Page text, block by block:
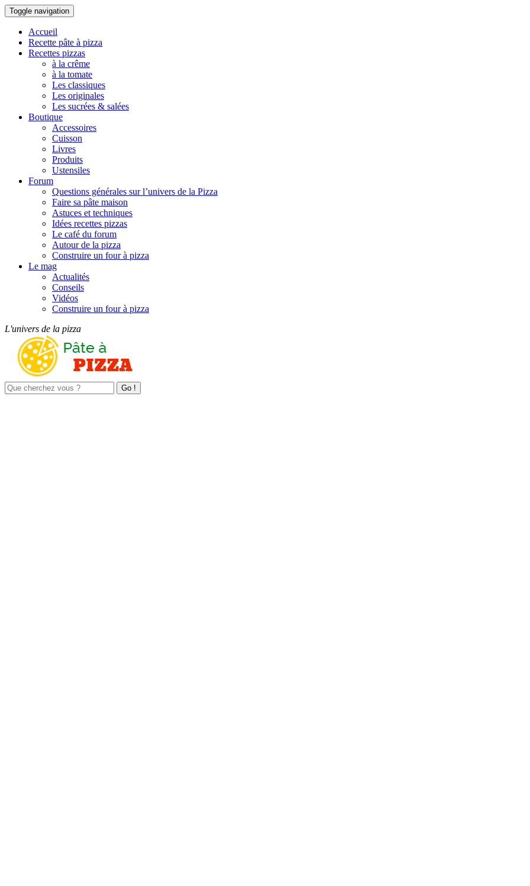
Toggle navigation
Accueil
Recette pâte à pizza
Recettes pizzas
à la crême
à la tomate
Les classiques
Les originales
Les sucrées & salées
Boutique
Accessoires
Cuisson
Livres
Produits
Ustensiles
Forum
Questions générales sur l’univers de la Pizza
Faire sa pâte maison
Astuces et techniques
Idées recettes pizzas
Le café du forum
Autour de la pizza
Construire un four à pizza
Le mag
Actualités
Conseils
Vidéos
Construire un four à pizza
L'univers de la pizza